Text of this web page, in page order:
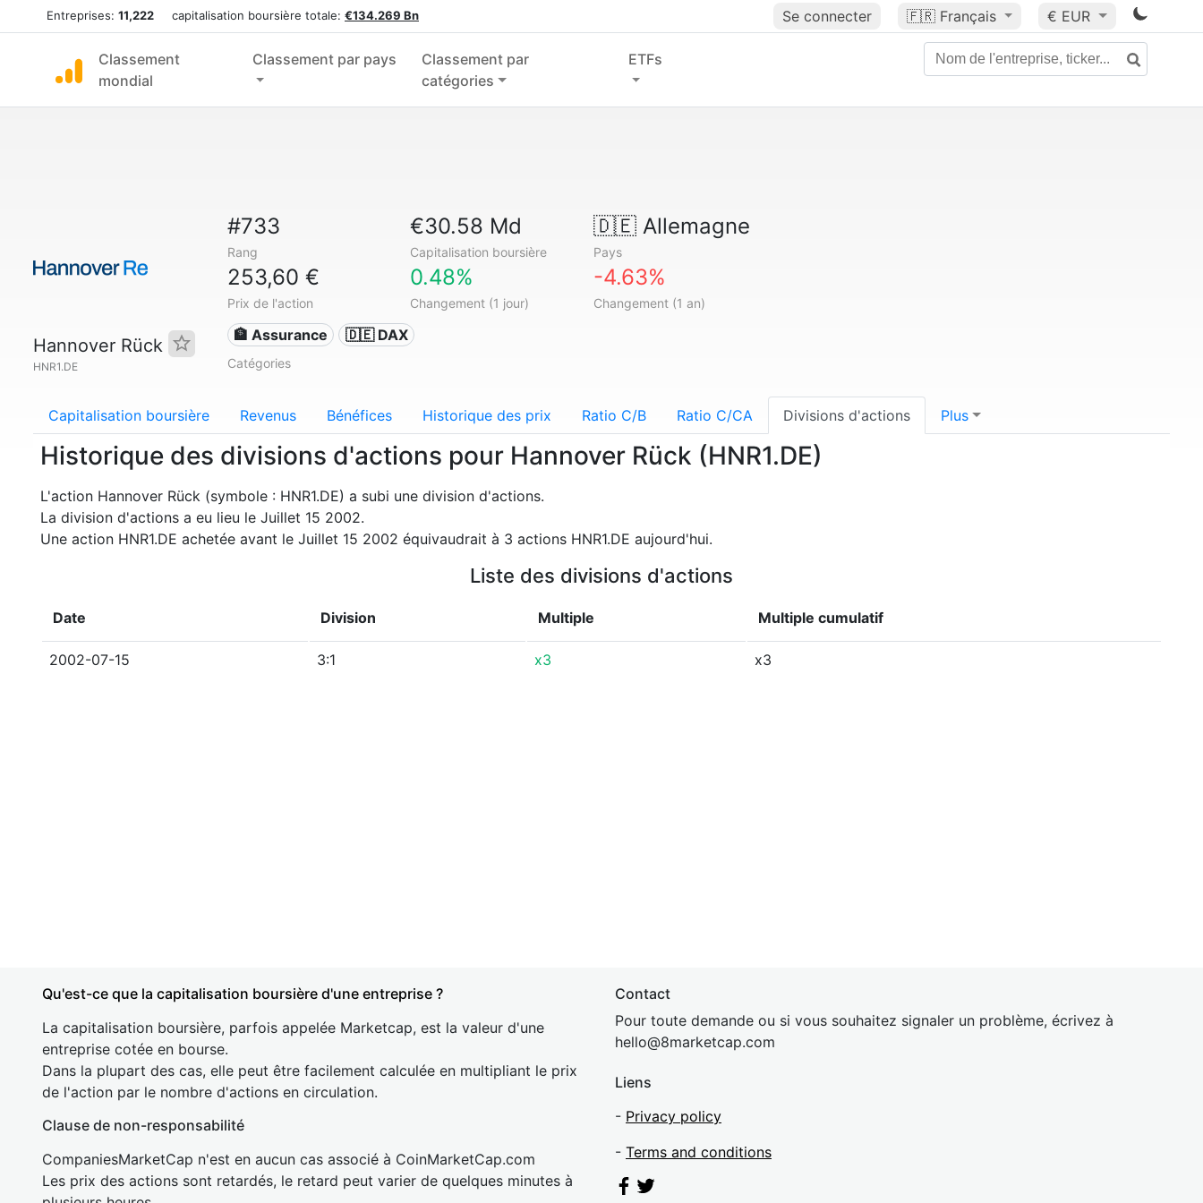
Entreprises: 11,222 capitalisation boursière totale: €134.269 Bn Se connecter 🇫🇷 Français € EUR
Classement
mondial
Classement par pays
Classement par
catégories
ETFs
Hannover Rück
HNR1.DE
#733
Rang
€30.58 Md
Capitalisation boursière
🇩🇪Allemagne
Pays
253,60 €
Prix de l'action
0.48%
Changement (1 jour)
-4.63%
Changement (1 an)
🏦 Assurance 🇩🇪 DAX
Catégories
Capitalisation boursière Revenus Bénéfices Historique des prix Ratio C/B Ratio C/CA Divisions d'actions Plus
Historique des divisions d'actions pour Hannover Rück (HNR1.DE)
L'action Hannover Rück (symbole : HNR1.DE) a subi une division d'actions.
La division d'actions a eu lieu le Juillet 15 2002.
Une action HNR1.DE achetée avant le Juillet 15 2002 équivaudrait à 3 actions HNR1.DE aujourd'hui.
Liste des divisions d'actions
Date Division Multiple Multiple cumulatif
2002-07-15 3:1 x3 x3
Qu'est-ce que la capitalisation boursière d'une entreprise ?
La capitalisation boursière, parfois appelée Marketcap, est la valeur d'une
entreprise cotée en bourse.
Dans la plupart des cas, elle peut être facilement calculée en multipliant le prix
de l'action par le nombre d'actions en circulation.
Clause de non-responsabilité
CompaniesMarketCap n'est en aucun cas associé à CoinMarketCap.com
Les prix des actions sont retardés, le retard peut varier de quelques minutes à
Contact
Pour toute demande ou si vous souhaitez signaler un problème, écrivez à
hello@8marketcap.com
Liens
- Privacy policy
- Terms and conditions